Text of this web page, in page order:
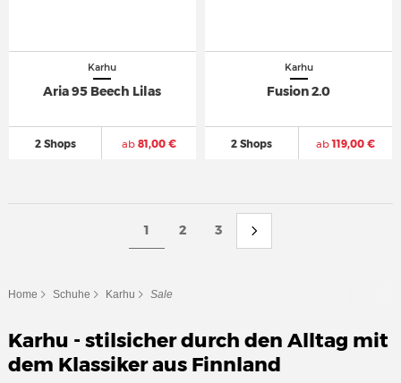
Karhu
Aria 95 Beech Lilas
2 Shops ab81,00 €
Karhu
Fusion 2.0
2 Shops ab119,00 €
1 2 3
Home Schuhe Karhu Sale
Karhu - stilsicher durch den Alltag mit
dem Klassiker aus Finnland